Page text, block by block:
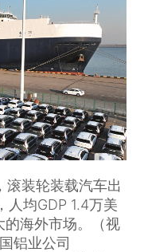
装轮装载汽车出
人均GDP 1.4万美
的海外市场。（视
铝业公司